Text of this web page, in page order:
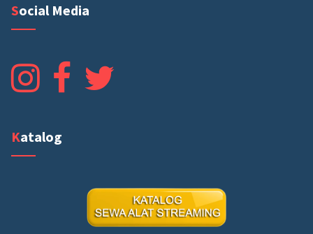
Social Media
Katalog